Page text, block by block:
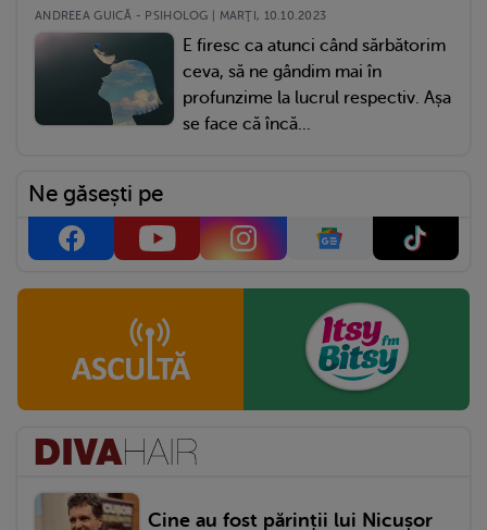
ANDREEA GUICĂ - PSIHOLOG | MARŢI, 10.10.2023
E firesc ca atunci când sărbătorim
ceva, să ne gândim mai în
profunzime la lucrul respectiv. Așa
se face că încă...
Ne găsești pe
Cine au fost părinții lui Nicușor